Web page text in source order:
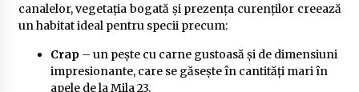
canalelor, vegetația bogată și prezența curenților creează
un habitat ideal pentru specii precum:
Crap– un pește cu carne gustoasă și de dimensiuni
impresionante, care se găsește în cantități mari în
apele de la Mila 23.